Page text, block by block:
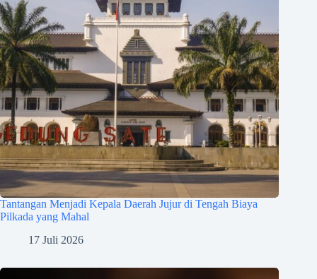
Tantangan Menjadi Kepala Daerah Jujur di Tengah Biaya
Pilkada yang Mahal
17 Juli 2026